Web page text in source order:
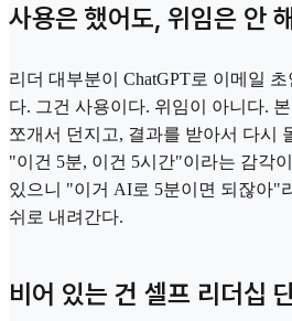
사용은 했어도, 위임은 안
리더 대부분이 ChatGPT로 이메일
다. 그건 사용이다. 위임이 아니다.
쪼개서 던지고, 결과를 받아서 다시
"이건 5분, 이건 5시간"이라는 감각
있으니 "이거 AI로 5분이면 되잖아"
쉬로 내려간다.
비어 있는 건 셀프 리더십